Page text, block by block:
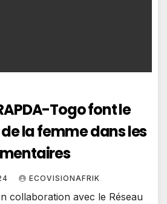
Togo font le
la femme dans les
ECOVISIONAFRIK
collaboration avec le Réseau